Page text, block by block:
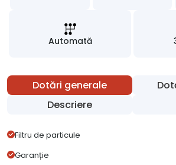
Automată
Dotări generale
Descriere
Filtru de particule
Garanție